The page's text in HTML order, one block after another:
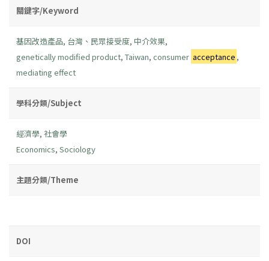
關鍵字/Keyword
基因改造產品, 台灣、民眾接受度, 中介效果,
genetically modified product, Taiwan, consumer acceptance ,
mediating effect
學科分類/Subject
經濟學, 社會學
Economics, Sociology
主題分類/Theme
DOI